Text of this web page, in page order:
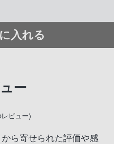
入れる
ー
レビュー)
ら寄せられた評価や感